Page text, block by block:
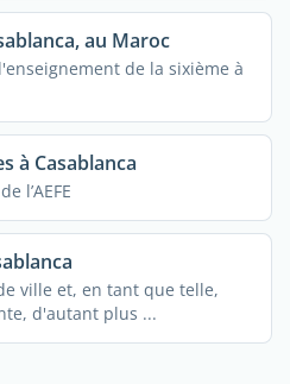
au Maroc
de la sixième à
à Casablanca
l’AEFE
ville et, en tant que telle,
d'autant plus ...